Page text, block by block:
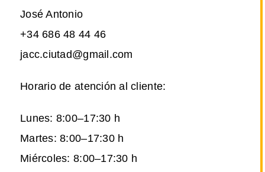
José Antonio
+34 686 48 44 46
jacc.ciutad@gmail.com
Horario de atención al cliente:
Lunes: 8:00–17:30 h
Martes: 8:00–17:30 h
Miércoles: 8:00–17:30 h